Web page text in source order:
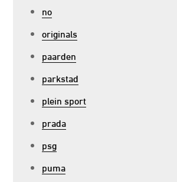
no
originals
paarden
parkstad
plein sport
prada
psg
puma